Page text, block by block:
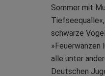
Sommer mit
schwarze
»Feuerwanzen
alle unter
Deutschen